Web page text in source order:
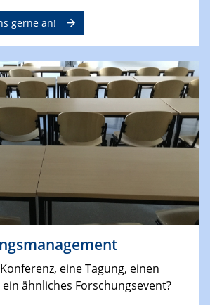
gerne an!
eine Tagung, einen
ähnliches Forschungsevent?